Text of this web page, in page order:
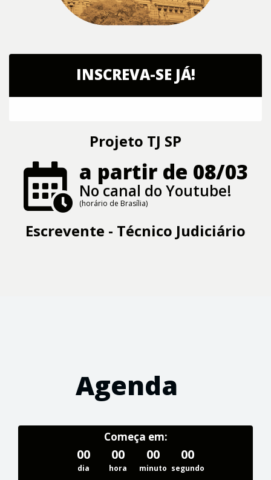
INSCREVA-SE JÁ!
Projeto TJ SP
a partir de 08/03
No canal do Youtube!
(horário de Brasília)
Escrevente - Técnico Judiciário
Agenda
Começa em:
00
dia
00
hora
00
minuto
00
segundo